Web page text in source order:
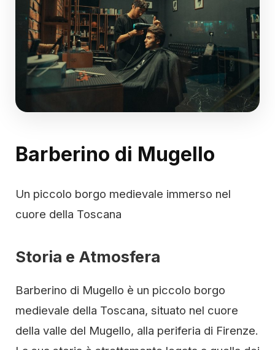
Barberino di Mugello
Un piccolo borgo medievale immerso nel
cuore della Toscana
Storia e Atmosfera
Barberino di Mugello è un piccolo borgo
medievale della Toscana, situato nel cuore
della valle del Mugello, alla periferia di Firenze.